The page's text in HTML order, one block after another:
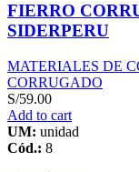
FIERRO
SIDERPERU
MATERIALES DE
CORRUGADO
S/59.00
Add to cart
UM: unidad
Cód.: 8